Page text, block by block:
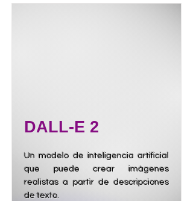
DALL-E 2
Un modelo de inteligencia artificial
que puede crear imágenes
realistas a partir de descripciones
de texto.